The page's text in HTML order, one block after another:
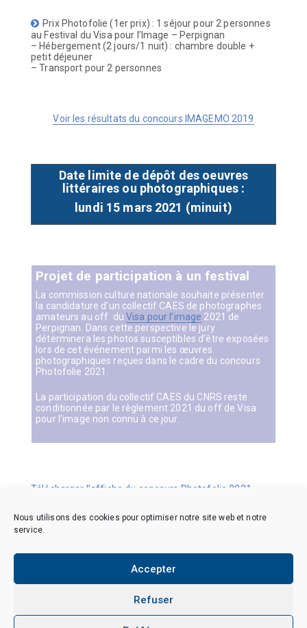
Nous utilisons des cookies pour optimiser notre site web et notre
service.
Accepter
Refuser
Prix Photofolie (1er prix) : 1 séjour pour 2 personnes
au Festival du Visa pour l’Image – Perpignan
– Hébergement (2 jours/1 nuit) : chambre double +
petit déjeuner
– Transport pour 2 personnes
Voir les résultats du concours IMAGEMO 2019
Date limite de dépôt des oeuvres
littéraires ou photographiques :
lundi 15 mars 2021 (minuit)
Projet de participation à un festival
La commission culture nationale souhaite présenter
la candidature d’un collectif CAES de photographes
amateurs au off du Visa pour l’image 2021 de
Perpignan. Dans cette perspective le jury
déterminera les photos susceptibles d’être exposées
lors de cet événement parmi les œuvres
photographiques reçues dans le cadre du concours
Photofolie 2021.
La participation du collectif CAES du CNRS reste
conditionnée par le règlement 2021 du off de Visa
pour l’image non connu à ce jour.
Télécharger l’affiche du concours Photofolie 2021
Copyright © 2026 CAES du CNRS. Tous droits réservés.
Politique de cookies (EU)
Politique de confidentialité
Mentions Légales et Politique des données personnelles